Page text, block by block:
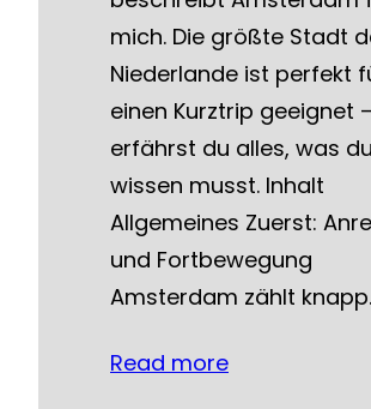
mich. Die größte Stadt
Niederlande ist perfekt
einen Kurztrip geeignet
erfährst du alles, was du
wissen musst. Inhalt
Allgemeines Zuerst:
und Fortbewegung
Amsterdam zählt
Read more